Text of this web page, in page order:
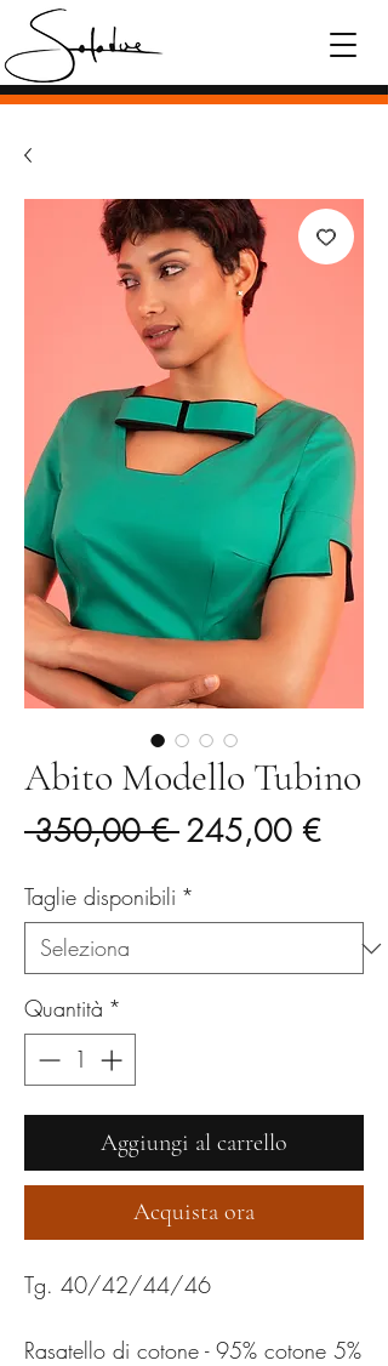
Abito Modello Tubino
350,00 € Prezzo
245,00 €Prezzo
Taglie disponibili *
Quantità *
Aggiungi al carrello
Acquista ora
Tg. 40/42/44/46
Rasatello di cotone - 95% cotone 5%